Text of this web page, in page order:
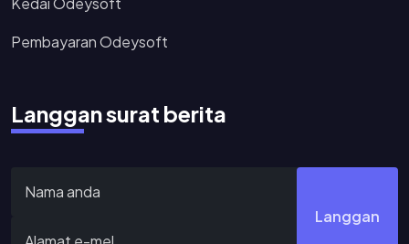
Pembayaran Odeysoft
Langgan surat berita
Langgan